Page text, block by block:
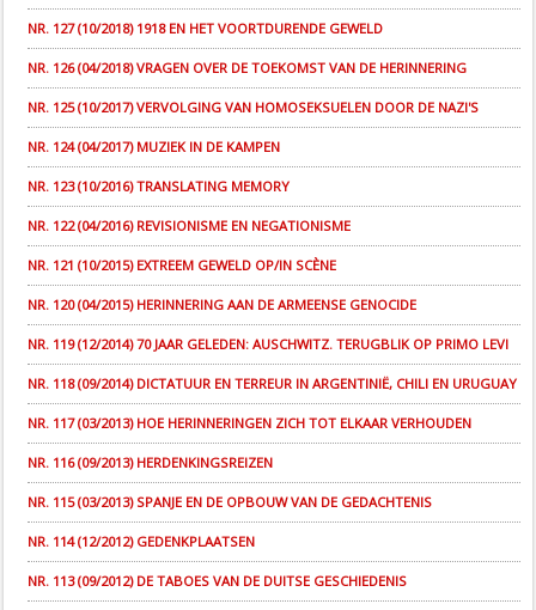
NR. 127 (10/2018) 1918 EN HET VOORTDURENDE GEWELD
NR. 126 (04/2018) VRAGEN OVER DE TOEKOMST VAN DE HERINNERING
NR. 125 (10/2017) VERVOLGING VAN HOMOSEKSUELEN DOOR DE NAZI'S
NR. 124 (04/2017) MUZIEK IN DE KAMPEN
NR. 123 (10/2016) TRANSLATING MEMORY
NR. 122 (04/2016) REVISIONISME EN NEGATIONISME
NR. 121 (10/2015) EXTREEM GEWELD OP/IN SCÈNE
NR. 120 (04/2015) HERINNERING AAN DE ARMEENSE GENOCIDE
NR. 119 (12/2014) 70 JAAR GELEDEN: AUSCHWITZ. TERUGBLIK OP PRIMO LEVI
NR. 118 (09/2014) DICTATUUR EN TERREUR IN ARGENTINIË, CHILI EN URUGUAY
NR. 117 (03/2013) HOE HERINNERINGEN ZICH TOT ELKAAR VERHOUDEN
NR. 116 (09/2013) HERDENKINGSREIZEN
NR. 115 (03/2013) SPANJE EN DE OPBOUW VAN DE GEDACHTENIS
NR. 114 (12/2012) GEDENKPLAATSEN
NR. 113 (09/2012) DE TABOES VAN DE DUITSE GESCHIEDENIS